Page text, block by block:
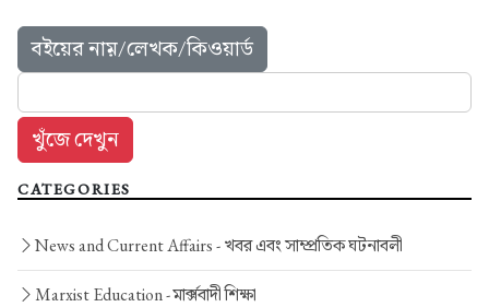
বইয়ের নাম়/লেখক/কিওয়ার্ড
CATEGORIES
News and Current Affairs -খবর এবং সাম্প্রতিক ঘটনাবলী
Marxist Education -মার্ক্সবাদী শিক্ষা